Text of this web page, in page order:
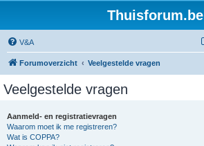
Thuisforum.be
V&A
Forumoverzicht Veelgestelde vragen
Veelgestelde vragen
Aanmeld- en registratievragen
Waarom moet ik me registreren?
Wat is COPPA?